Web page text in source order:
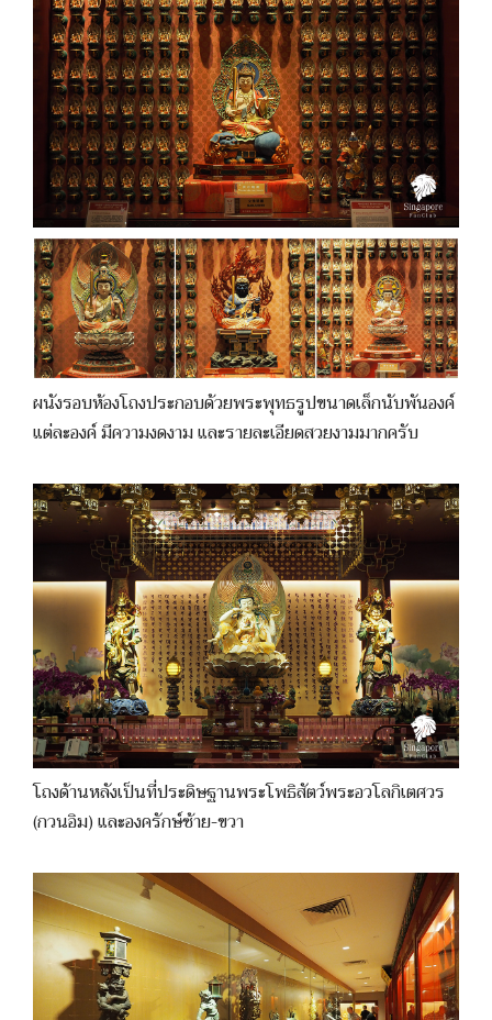
ผนังรอบห้องโถงประกอบด้วยพระพุทธรูปขนาดเล็กนับพันองค์
แต่ละองค์ มีความงดงาม และรายละเอียดสวยงามมากครับ
โถงด้านหลังเป็นที่ประดิษฐานพระโพธิสัตว์พระอวโลกิเตศวร
(กวนอิม) และองครักษ์ซ้าย-ขวา